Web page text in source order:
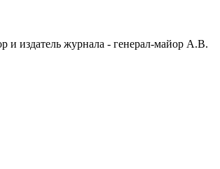
и издатель журнала - генерал-майор А.В.